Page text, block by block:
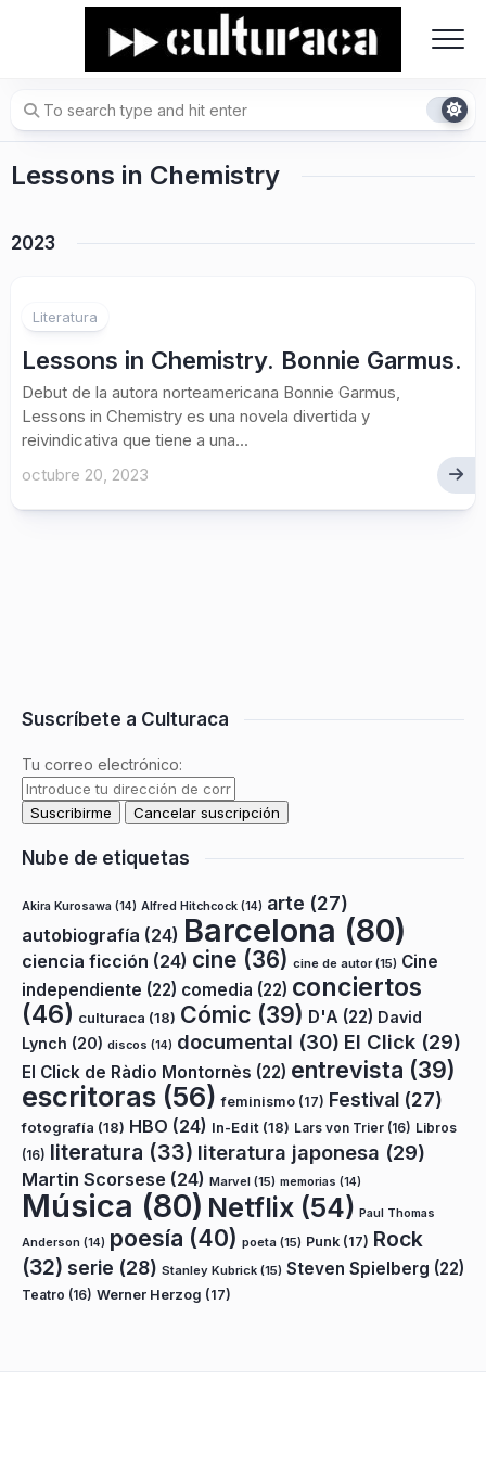
Lessons in Chemistry
2023
Literatura
Lessons in Chemistry. Bonnie Garmus.
Debut de la autora norteamericana Bonnie Garmus,
Lessons in Chemistry es una novela divertida y
reivindicativa que tiene a una...
octubre 20, 2023
Suscríbete a Culturaca
Tu correo electrónico:
Nube de etiquetas
Akira Kurosawa (14) Alfred Hitchcock (14) arte (27)
autobiografía (24) Barcelona (80)
ciencia ficción (24) cine (36) cine de autor(15) Cine
independiente (22) comedia (22) conciertos
(46) culturaca (18) Cómic (39) D'A (22) David
Lynch (20) discos (14) documental (30) El Click (29)
El Click de Ràdio Montornès (22) entrevista (39)
escritoras (56) feminismo (17) Festival (27)
fotografía (18) HBO (24) In-Edit (18) Lars von Trier (16) Libros
(16) literatura (33) literatura japonesa (29)
Martin Scorsese (24) Marvel (15) memorias (14)
Música (80) Netflix (54) Paul Thomas
Anderson (14) poesía (40) poeta (15) Punk (17) Rock
(32) serie (28) Stanley Kubrick (15) Steven Spielberg (22)
Teatro (16) Werner Herzog (17)